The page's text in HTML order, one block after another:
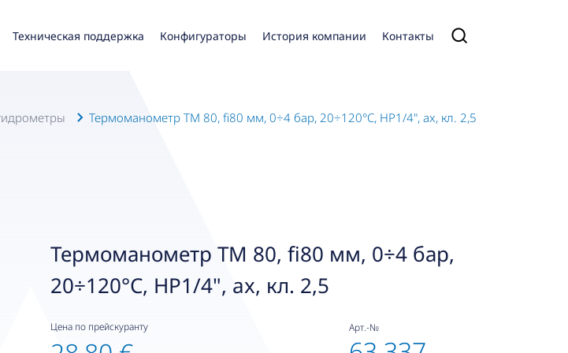
Техническая поддержка Конфигураторы История компании Контакты
Термоманометр TM 80, fi80 мм, 0÷4 бар, 20÷120°C, НР1/4", ax, кл. 2,5
Термоманометр TM 80, fi80 мм, 0÷4 бар,
20÷120°C, НР1/4", ax, кл. 2,5
Цена по прейскуранту Арт.-№